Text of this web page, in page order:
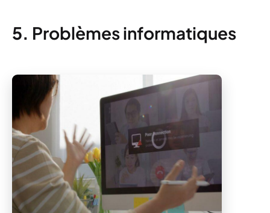
5. Problèmes informatiques